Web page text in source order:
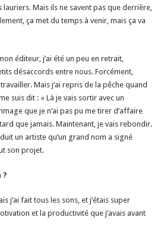
Mais ils ne savent pas que derrière,
ça met du temps à venir, mais ça va
éditeur, j’ai été un peu en retrait,
désaccords entre nous. Forcément,
Mais j’ai repris de la pêche quand
suis dit : « Là je vais sortir avec un
que je n’ai pas pu me tirer d’affaire
que jamais. Maintenant, je vais rebondir.
un artiste qu’un grand nom a signé
son projet.
?
j’ai fait tous les sons, et j’étais super
et la productivité que j’avais avant